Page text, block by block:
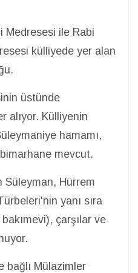
Medresesi ile Rabi
külliyede yer alan
üstünde
alıyor. Külliyenin
hamamı,
mevcut.
Süleyman, Hürrem
yanı sıra
çarşılar ve
bağlı Mülazimler